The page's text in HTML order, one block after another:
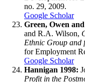
no. 29, 2009.
Google Scholar
Green, Owen
and R.A. Wilson,
Ethnic Group and
for Employment
Google Scholar
Hannigan 1998:
Profit in the